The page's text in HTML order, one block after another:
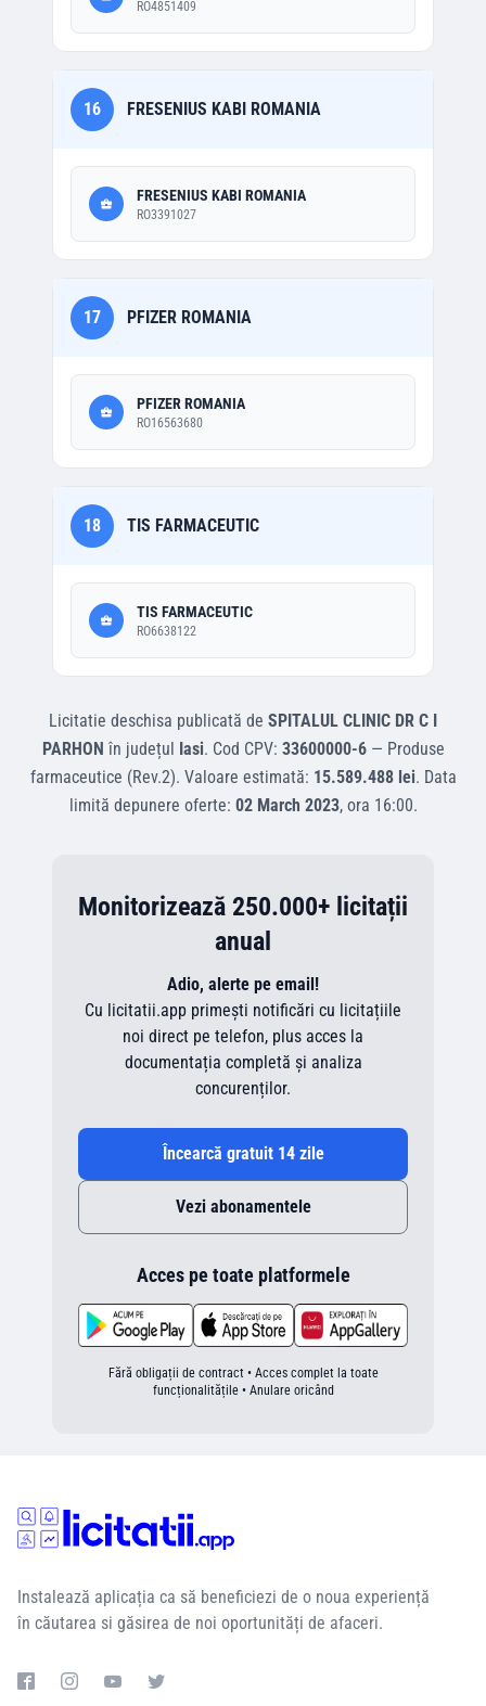
RO4851409
16 FRESENIUS KABI ROMANIA
FRESENIUS KABI ROMANIA
RO3391027
17 PFIZER ROMANIA
PFIZER ROMANIA
RO16563680
18 TIS FARMACEUTIC
TIS FARMACEUTIC
RO6638122
Licitatie deschisa publicată de SPITALUL CLINIC DR C I
PARHON în județul Iasi. Cod CPV: 33600000-6— Produse
farmaceutice (Rev.2). Valoare estimată: 15.589.488 lei. Data
limită depunere oferte: 02 March 2023, ora 16:00.
Monitorizează 250.000+ licitații
anual
Adio, alerte pe email!
Cu licitatii.app primești notificări cu licitațiile
noi direct pe telefon, plus acces la
documentația completă și analiza
concurenților.
Încearcă gratuit 14 zile
Vezi abonamentele
Acces pe toate platformele
Fără obligații de contract • Acces complet la toate
funcționalitățile • Anulare oricând
Instalează aplicația ca să beneficiezi de o noua experiență
în căutarea si găsirea de noi oportunități de afaceri.